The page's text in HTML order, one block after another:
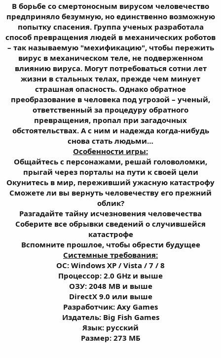
В борьбе со смертоносным вирусом человечество
предприняло безумную, но единственно возможную
попытку спасения. Группа ученых разработала
способ превращения людей в механических роботов
– так называемую "мехификацию", чтобы пережить
вирус в механическом теле, не подверженном
влиянию вируса. Могут потребоваться сотни лет
жизни в стальных телах, прежде чем минует
страшная опасность. Однако обратное
преобразование в человека под угрозой – ученый,
ответственный за процедуру обратного
превращения, пропал при загадочных
обстоятельствах. А с ним и надежда когда-нибудь
снова стать людьми…
Особенности игры:
Общайтесь с персонажами, решай головоломки,
прыгай через порталы на пути к своей цели
Окунитесь в мир, переживший ужасную катастрофу
Сможете ли вы вернуть человечеству его прежний
облик?
Разгадайте тайну исчезновения человечества
Соберите все обрывки сведений о случившейся
катастрофе
Вспомните прошлое, чтобы обрести будущее
Системные требования:
OС: Windows XP / Vista / 7 / 8
Процессор: 2.0 GHz и выше
ОЗУ: 2048 MB и выше
DirectX 9.0 или выше
Разработчик: Axy Games
Издатель: Big Fish Games
Язык: русский
Размер: 273 МБ